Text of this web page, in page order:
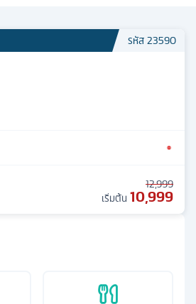
รหัส23590
12,999
เริ่มต้น 10,999